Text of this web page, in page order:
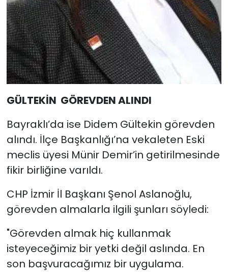
GÜLTEKİN GÖREVDEN ALINDI
Bayraklı’da ise Didem Gültekin görevden
alındı. İlçe Başkanlığı’na vekaleten Eski
meclis üyesi Münir Demir’in getirilmesinde
fikir birliğine varıldı.
CHP İzmir İl Başkanı Şenol Aslanoğlu,
görevden almalarla ilgili şunları söyledi:
"Görevden almak hiç kullanmak
isteyeceğimiz bir yetki değil aslında. En
son başvuracağımız bir uygulama.